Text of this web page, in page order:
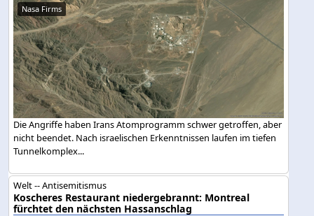
Nasa Firms
Die Angriffe haben Irans Atomprogramm schwer getroffen, aber
nicht beendet. Nach israelischen Erkenntnissen laufen im tiefen
Tunnelkomplex...
Welt -- Antisemitismus
Koscheres Restaurant niedergebrannt: Montreal
fürchtet den nächsten Hassanschlag